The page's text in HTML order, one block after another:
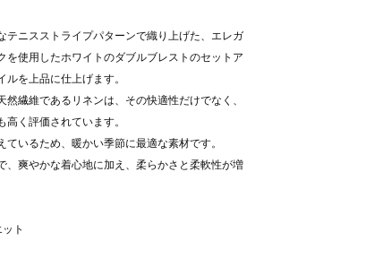
テニスストライプパターンで織り上げた、エレガ
を使用したホワイトのダブルブレストのセットア
ルを上品に仕上げます。
然繊維であるリネンは、その快適性だけでなく、
く評価されています。
ているため、暖かい季節に最適な素材です。
、爽やかな着心地に加え、柔らかさと柔軟性が増
ト